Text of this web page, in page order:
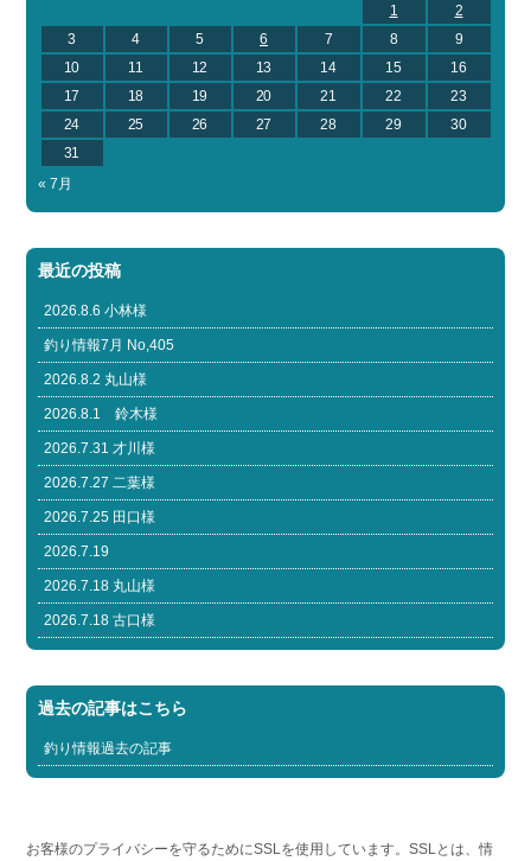
1
2
3
4 5 6 7 8
9
10
11 12 13 14 15
16
17
18 19 20 21 22
23
24
25 26 27 28 29
30
31
« 7月
最近の投稿
2026.8.6 小林様
釣り情報7月 No,405
2026.8.2 丸山様
2026.8.1 鈴木様
2026.7.31 才川様
2026.7.27 二葉様
2026.7.25 田口様
2026.7.19
2026.7.18 丸山様
2026.7.18 古口様
過去の記事はこちら
釣り情報過去の記事
お客様のプライバシーを守るためにSSLを使用しています。SSLとは、情